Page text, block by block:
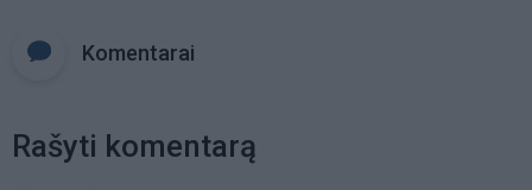
Komentarai
Rašyti komentarą